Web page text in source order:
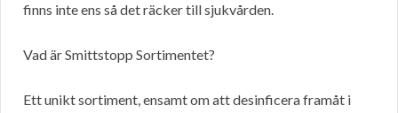
finns inte ens så det räcker till sjukvården.
Vad är Smittstopp Sortimentet?
Ett unikt sortiment, ensamt om att desinficera framåt i